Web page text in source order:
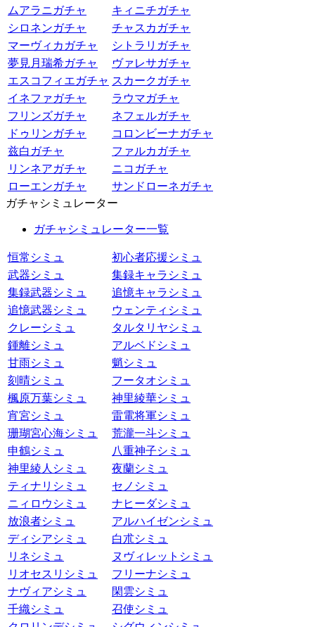
ムアラニガチャ
キィニチガチャ
シロネンガチャ
チャスカガチャ
マーヴィカガチャ
シトラリガチャ
夢見月瑞希ガチャ
ヴァレサガチャ
エスコフィエガチャ スカークガチャ
イネファガチャ
ラウマガチャ
フリンズガチャ
ネフェルガチャ
ドゥリンガチャ
コロンビーナガチャ
兹白ガチャ
ファルカガチャ
リンネアガチャ
ニコガチャ
ローエンガチャ
サンドローネガチャ
ガチャシミュレーター
ガチャシミュレーター一覧
恒常シミュ
初心者応援シミュ
武器シミュ
集録キャラシミュ
集録武器シミュ
追憶キャラシミュ
追憶武器シミュ
ウェンティシミュ
クレーシミュ
タルタリヤシミュ
鍾離シミュ
アルベドシミュ
甘雨シミュ
魈シミュ
刻晴シミュ
フータオシミュ
楓原万葉シミュ
神里綾華シミュ
宵宮シミュ
雷電将軍シミュ
珊瑚宮心海シミュ
荒瀧一斗シミュ
申鶴シミュ
八重神子シミュ
神里綾人シミュ
夜蘭シミュ
ティナリシミュ
セノシミュ
ニィロウシミュ
ナヒーダシミュ
放浪者シミュ
アルハイゼンシミュ
ディシアシミュ
白朮シミュ
リネシミュ
ヌヴィレットシミュ
リオセスリシミュ
フリーナシミュ
ナヴィアシミュ
閑雲シミュ
千織シミュ
召使シミュ